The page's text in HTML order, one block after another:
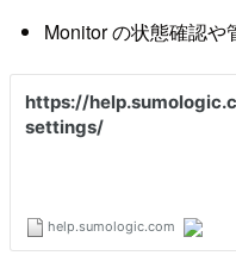
Monitor の状態確認